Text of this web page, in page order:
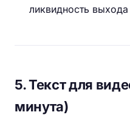
ликвидность
5. Текст для
минута)